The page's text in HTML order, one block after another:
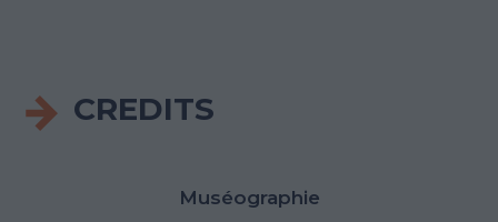
CREDITS
Muséographie